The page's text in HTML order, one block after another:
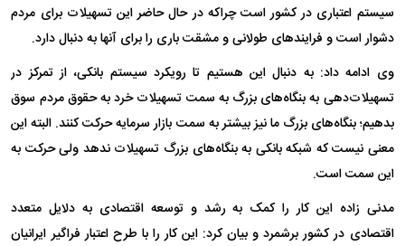
سیستم اعتباری در کشور است چراکه در حال حاضر این تسهیلات برای مردم
دشوار است و فرایند‌های طولانی و مشقت باری را برای آنها به دنبال دارد.
وی ادامه داد: به دنبال این هستیم تا رویکرد سیستم بانکی، از تمرکز در
تسهیلات‌دهی به بنگاه‌های بزرگ به سمت تسهیلات خرد به حقوق مردم سوق
بدهیم؛ بنگاه‌های بزرگ ما نیز بیشتر به سمت بازار سرمایه حرکت کنند. البته این
معنی نیست که شبکه بانکی به بنگاه‌های بزرگ تسهیلات ندهد ولی حرکت به
این سمت است.
مدنی زاده این کار را کمک به رشد و توسعه اقتصادی به دلایل متعدد
اقتصادی در کشور برشمرد و بیان کرد: این کار را با طرح اعتبار فراگیر ایرانیان